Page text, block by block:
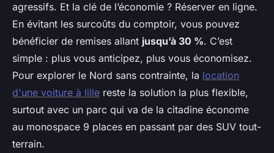
agressifs. Et la clé de l’économie ? Réserver en ligne.
En évitant les surcoûts du comptoir, vous pouvez
bénéficier de remises allant jusqu’à 30 %. C’est
simple : plus vous anticipez, plus vous économisez.
Pour explorer le Nord sans contrainte, la location
d'une voiture à lille reste la solution la plus flexible,
surtout avec un parc qui va de la citadine économe
au monospace 9 places en passant par des SUV tout-
terrain.